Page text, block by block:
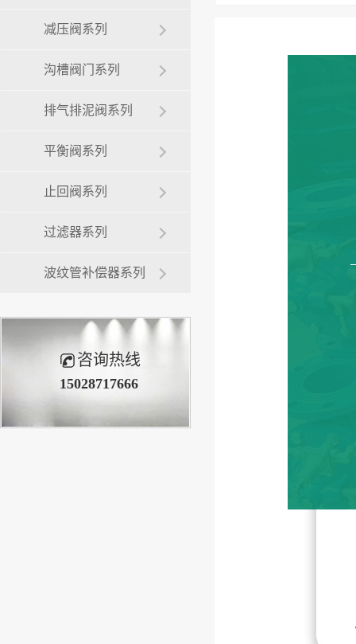
减压阀系列
沟槽阀门系列
排气排泥阀系列
平衡阀系列
止回阀系列
过滤器系列
波纹管补偿器系列
咨询热线
15028717666